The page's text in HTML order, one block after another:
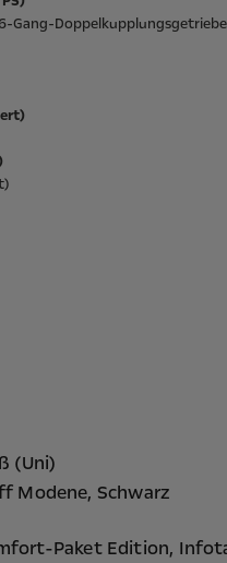
Gang-Doppelkupplungsgetriebe
(Uni)
Modene, Schwarz
Paket Edition,